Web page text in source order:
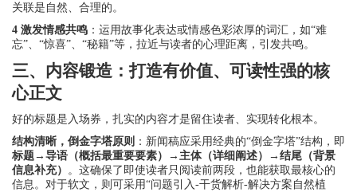
关联是自然、合理的。
4 激发情感共鸣 ：运用故事化表达或情感色彩浓厚的词汇，如“难
忘”、“惊喜”、“秘籍”等，拉近与读者的心理距离，引发共鸣。
三、内容锻造：打造有价值、可读性强的核
心正文
好的标题是入场券，扎实的内容才是留住读者、实现转化根本。
结构清晰，倒金字塔原则 ：新闻稿应采用经典的“倒金字塔”结构，即
标题→导语（概括最重要要素）→主体（详细阐述）→结尾（背景
信息补充） 。这确保了即使读者只阅读前两段，也能获取最核心的
信息。对于软文，则可采用“问题引入-干货解析-解决方案自然植